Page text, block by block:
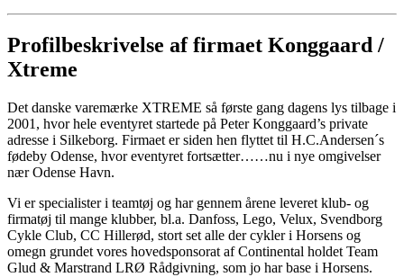
Profilbeskrivelse af firmaet Konggaard /
Xtreme
Det danske varemærke XTREME så første gang dagens lys tilbage i
2001, hvor hele eventyret startede på Peter Konggaard’s private
adresse i Silkeborg. Firmaet er siden hen flyttet til H.C.Andersen´s
fødeby Odense, hvor eventyret fortsætter……nu i nye omgivelser
nær Odense Havn.
Vi er specialister i teamtøj og har gennem årene leveret klub- og
firmatøj til mange klubber, bl.a. Danfoss, Lego, Velux, Svendborg
Cykle Club, CC Hillerød, stort set alle der cykler i Horsens og
omegn grundet vores hovedsponsorat af Continental holdet Team
Glud & Marstrand LRØ Rådgivning, som jo har base i Horsens.